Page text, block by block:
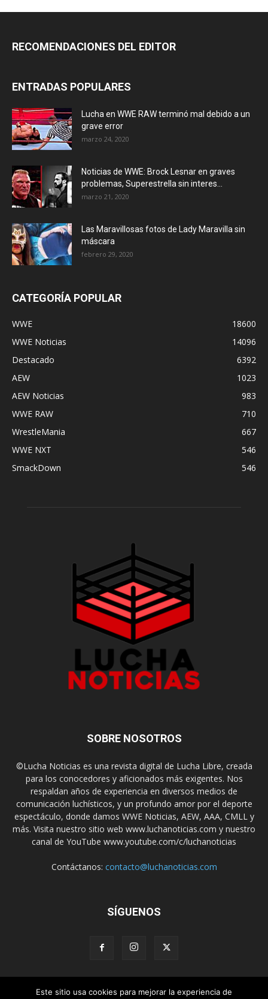
RECOMENDACIONES DEL EDITOR
ENTRADAS POPULARES
Lucha en WWE RAW terminó mal debido a un
grave error
marzo 24, 2020
Noticias de WWE: Brock Lesnar en graves
problemas, Superestrella sin interes...
marzo 21, 2020
Las Maravillosas fotos de Lady Maravilla sin
máscara
febrero 29, 2020
CATEGORÍA POPULAR
WWE
18600
WWE Noticias
14096
Destacado
6392
AEW
1023
AEW Noticias
983
WWE RAW
710
WrestleMania
667
WWE NXT
546
SmackDown
546
SOBRE NOSOTROS
©Lucha Noticias es una revista digital de Lucha Libre, creada
para los conocedores y aficionados más exigentes. Nos
respaldan años de experiencia en diversos medios de
comunicación luchísticos, y un profundo amor por el deporte
espectáculo, donde damos WWE Noticias, AEW, AAA, CMLL y
más. Visita nuestro sitio web www.luchanoticias.com y nuestro
canal de YouTube www.youtube.com/c/luchanoticias
Contáctanos: contacto@luchanoticias.com
SÍGUENOS
WWE Noticias WWE AEW Lucha Libre Mexicana
Este sitio usa cookies para mejorar la experiencia de